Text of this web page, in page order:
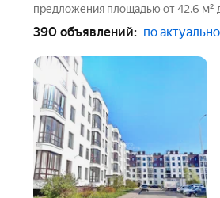
предложения площадью от 42,6 м²
390 объявлений: по